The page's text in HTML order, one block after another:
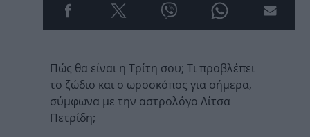
Πώς θα είναι η Τρίτη σου; Τι προβλέπει
το ζώδιο και ο ωροσκόπος για σήμερα,
σύμφωνα με την αστρολόγο Λίτσα
Πετρίδη;